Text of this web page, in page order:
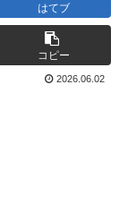
はてブ
コピー
2026.06.02